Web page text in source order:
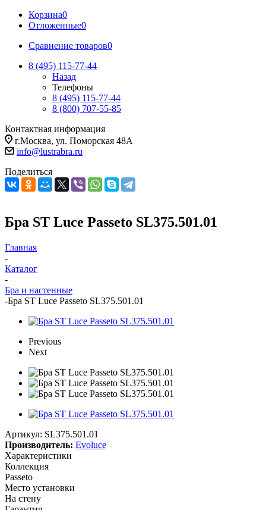
Корзина0
Отложенные0
Сравнение товаров0
8 (495) 115-77-44
Назад
Телефоны
8 (495) 115-77-44
8 (800) 707-55-85
Контактная информация
г.Москва, ул. Поморская 48А
info@lustrabra.ru
Поделиться
Бра ST Luce Passeto SL375.501.01
Главная
-
Каталог
-
Бра и настенные
-Бра ST Luce Passeto SL375.501.01
Previous
Next
Артикул: SL375.501.01
Производитель: Evoluce
Характеристики
Коллекция
Passeto
Место установки
На стену